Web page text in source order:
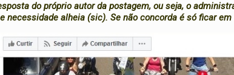
do próprio autor da postagem, ou seja, o
necessidade alheia (sic). Se não concorda é só ficar